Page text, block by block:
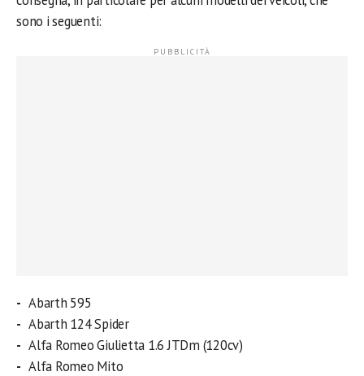
sono i seguenti:
Abarth 595
Abarth 124 Spider
Alfa Romeo Giulietta 1.6 JTDm (120cv)
Alfa Romeo Mito